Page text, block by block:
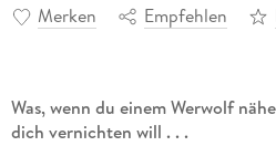
Merken Empfehlen
Was, wenn du einem Werwolf
dich vernichten will . . .